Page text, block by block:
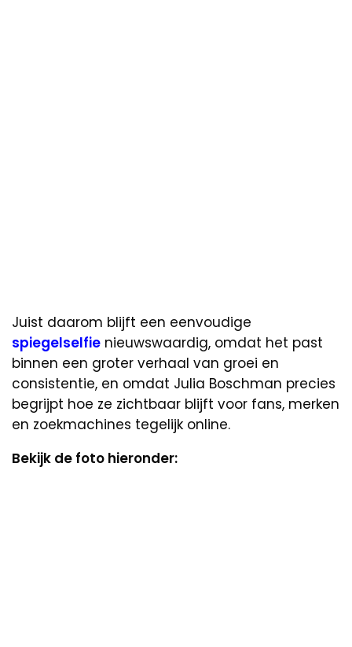
Juist daarom blijft een eenvoudige
spiegelselfie nieuwswaardig, omdat het past
binnen een groter verhaal van groei en
consistentie, en omdat Julia Boschman precies
begrijpt hoe ze zichtbaar blijft voor fans, merken
en zoekmachines tegelijk online.
Bekijk de foto hieronder: